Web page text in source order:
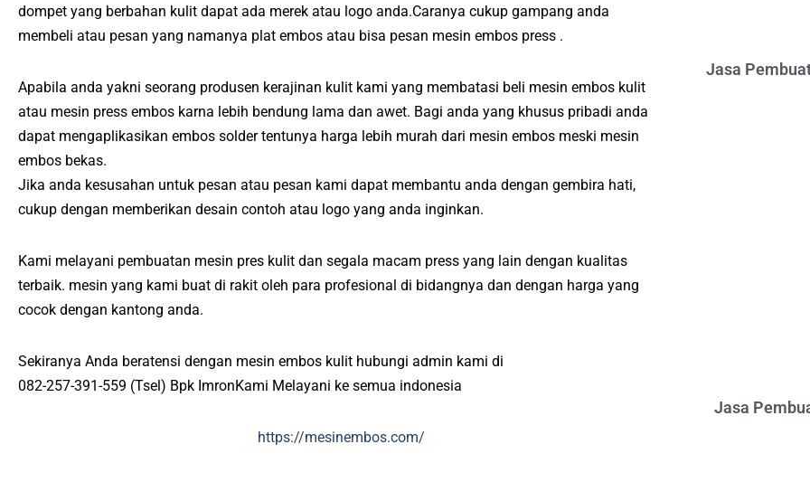
dompet yang berbahan kulit dapat ada merek atau logo anda.Caranya cukup gampang anda
membeli atau pesan yang namanya plat embos atau bisa pesan mesin embos press .
Apabila anda yakni seorang produsen kerajinan kulit kami yang membatasi beli mesin embos kulit
atau mesin press embos karna lebih bendung lama dan awet. Bagi anda yang khusus pribadi anda
dapat mengaplikasikan embos solder tentunya harga lebih murah dari mesin embos meski mesin
embos bekas.
Jika anda kesusahan untuk pesan atau pesan kami dapat membantu anda dengan gembira hati,
cukup dengan memberikan desain contoh atau logo yang anda inginkan.
Kami melayani pembuatan mesin pres kulit dan segala macam press yang lain dengan kualitas
terbaik. mesin yang kami buat di rakit oleh para profesional di bidangnya dan dengan harga yang
cocok dengan kantong anda.
Sekiranya Anda beratensi dengan mesin embos kulit hubungi admin kami di
082-257-391-559 (Tsel) Bpk ImronKami Melayani ke semua indonesia
https://mesinembos.com/
Jasa
Jasa